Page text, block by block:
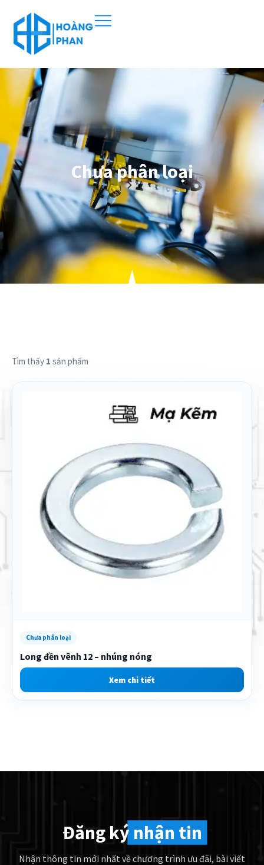
Chưa phân loại
Tìm thấy 1 sản phẩm
Chưa phân loại
Long đền vênh 12 – nhúng nóng
Xem chi tiết
Đăng ký nhận tin
Nhận thông tin mới nhất về chương trình ưu đãi, bài viết